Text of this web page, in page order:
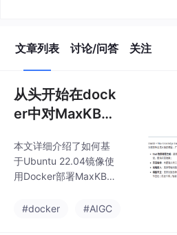
文章列表 讨论/问答 关注
从头开始在dock
er中对MaxKB工
本文详细介绍了如何基
于Ubuntu 22.04镜像使
用Docker部署MaxKB
首先，通过docker run
#docker #AIGC